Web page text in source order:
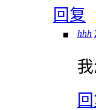
回复
hhh